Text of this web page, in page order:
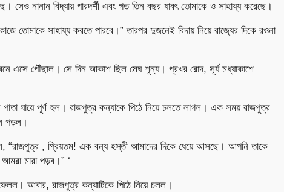
সেও নানান বিদ্যায় পারদর্শী এবং গত তিন বছর যাবৎ তোমাকে ও সাহায্য করেছে।
তোমাকে সাহায্য করতে পারবে।” তারপর দুজনেই বিদায় নিয়ে রাজ্যের দিকে রওনা
এসে পৌঁছাল। সে দিন আকাশ ছিল মেঘ শূন্য। প্রখর রোদ, সূর্য মধ্যাকাশে
পাতা ঘায়ে পূর্ণ হল। রাজপুত্র কন্যাকে পিঠে নিয়ে চলতে লাগল। এক সময় রাজপুত্র
পড়ল।
“রাজপুত্র , প্রিয়তম! এক বন্য হস্তী আমাদের দিকে ধেয়ে আসছে। আপনি তাকে
মারা পড়ব।” ‘
আবার, রাজপুত্র কন্যাটিকে পিঠে নিয়ে চলল।